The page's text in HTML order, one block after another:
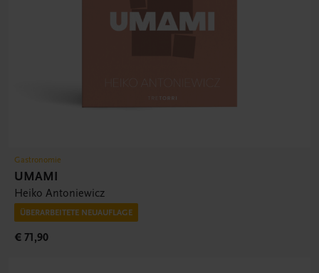
Gastronomie
UMAMI
Heiko Antoniewicz
ÜBERARBEITETE NEUAUFLAGE
€ 71,90